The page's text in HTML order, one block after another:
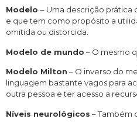
Modelo – Uma descrição prática
e que tem como propósito a
omitida ou distorcida.
Modelo de mundo – O mesmo
Modelo Milton – O inverso do
linguagem bastante vagos para
outra pessoa e ter acesso a
Níveis neurológicos – Também